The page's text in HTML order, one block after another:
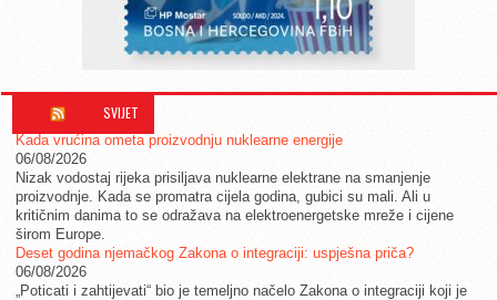
SVIJET
Kada vrućina ometa proizvodnju nuklearne energije
06/08/2026
Nizak vodostaj rijeka prisiljava nuklearne elektrane na smanjenje
proizvodnje. Kada se promatra cijela godina, gubici su mali. Ali u
kritičnim danima to se odražava na elektroenergetske mreže i cijene
širom Europe.
Deset godina njemačkog Zakona o integraciji: uspješna priča?
06/08/2026
„Poticati i zahtijevati“ bio je temeljno načelo Zakona o integraciji koji je